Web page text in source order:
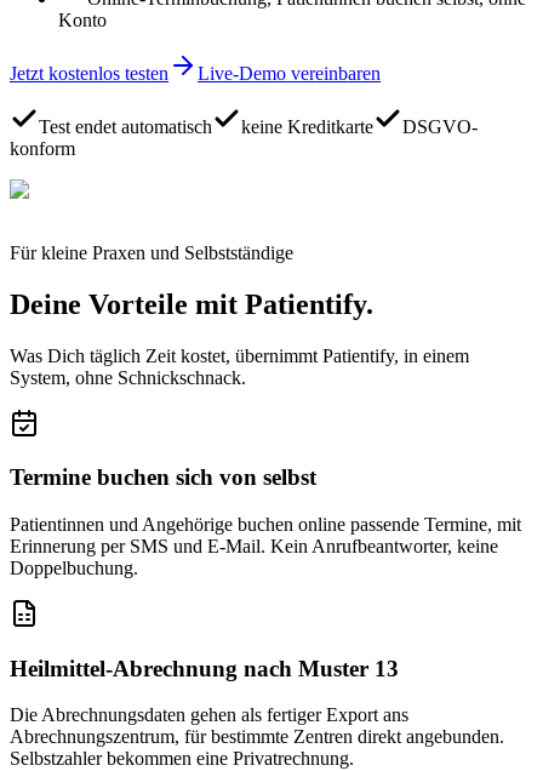
Konto
Jetzt kostenlos testen Live-Demo vereinbaren
Test endet automatisch keine Kreditkarte
DSGVO-
konform
Für kleine Praxen und Selbstständige
Deine Vorteile mit Patientify.
Was Dich täglich Zeit kostet, übernimmt Patientify, in einem
System, ohne Schnickschnack.
Termine buchen sich von selbst
Patientinnen und Angehörige buchen online passende Termine, mit
Erinnerung per SMS und E-Mail. Kein Anrufbeantworter, keine
Doppelbuchung.
Heilmittel-Abrechnung nach Muster 13
Die Abrechnungsdaten gehen als fertiger Export ans
Abrechnungszentrum, für bestimmte Zentren direkt angebunden.
Selbstzahler bekommen eine Privatrechnung.